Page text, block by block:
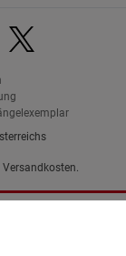
Versandkosten.